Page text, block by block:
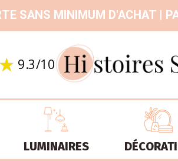
SANS MINIMUM D'ACHAT |
9.3/10
LUMINAIRES